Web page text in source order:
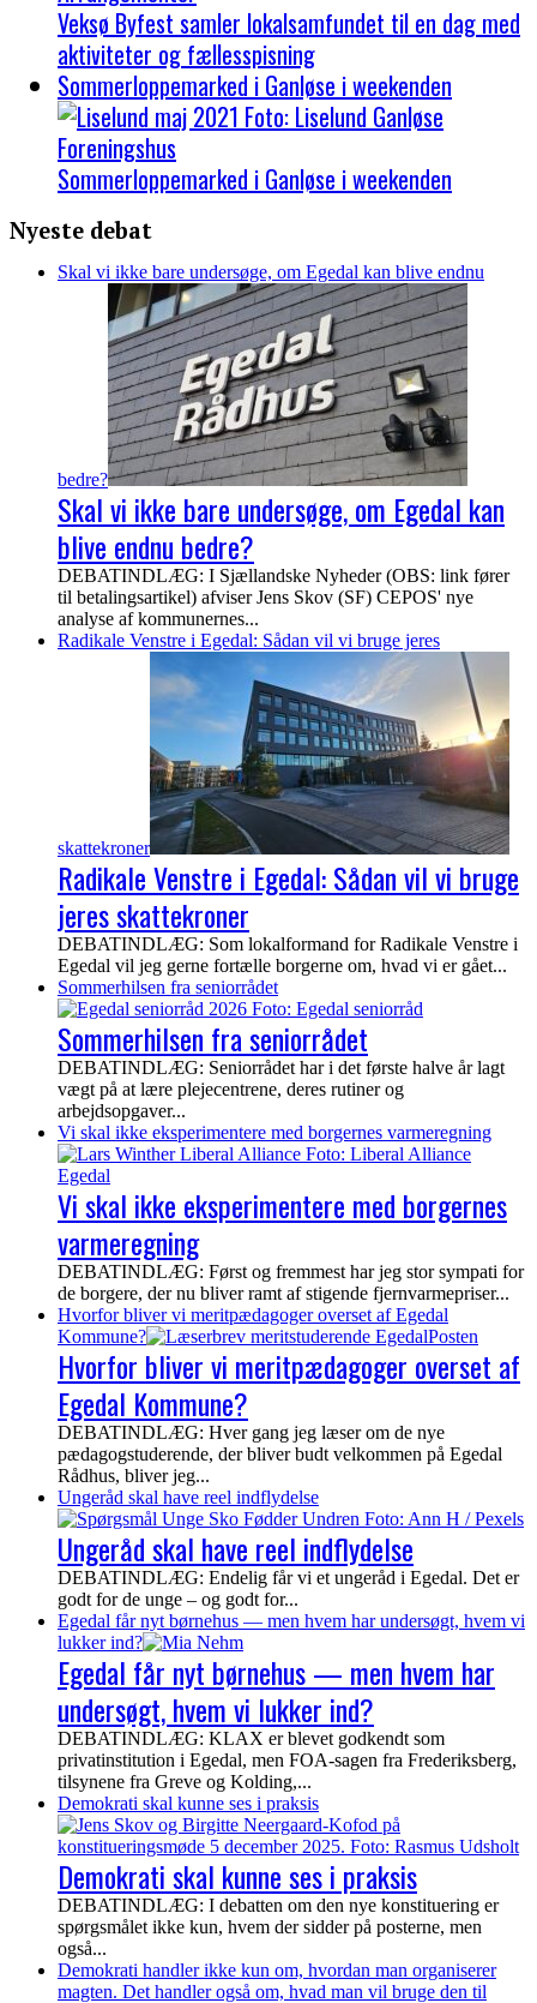
Veksø Byfest samler lokalsamfundet til en dag med
aktiviteter og fællesspisning
Sommerloppemarked i Ganløse i weekenden
Sommerloppemarked i Ganløse i weekenden
Nyeste debat
Skal vi ikke bare undersøge, om Egedal kan blive endnu
bedre?
Skal vi ikke bare undersøge, om Egedal kan
blive endnu bedre?
DEBATINDLÆG: I Sjællandske Nyheder (OBS: link fører
til betalingsartikel) afviser Jens Skov (SF) CEPOS' nye
analyse af kommunernes...
Radikale Venstre i Egedal: Sådan vil vi bruge jeres
skattekroner
Radikale Venstre i Egedal: Sådan vil vi bruge
jeres skattekroner
DEBATINDLÆG: Som lokalformand for Radikale Venstre i
Egedal vil jeg gerne fortælle borgerne om, hvad vi er gået...
Sommerhilsen fra seniorrådet
Sommerhilsen fra seniorrådet
DEBATINDLÆG: Seniorrådet har i det første halve år lagt
vægt på at lære plejecentrene, deres rutiner og
arbejdsopgaver...
Vi skal ikke eksperimentere med borgernes varmeregning
Vi skal ikke eksperimentere med borgernes
varmeregning
DEBATINDLÆG: Først og fremmest har jeg stor sympati for
de borgere, der nu bliver ramt af stigende fjernvarmepriser...
Hvorfor bliver vi meritpædagoger overset af Egedal
Kommune?
Hvorfor bliver vi meritpædagoger overset af
Egedal Kommune?
DEBATINDLÆG: Hver gang jeg læser om de nye
pædagogstuderende, der bliver budt velkommen på Egedal
Rådhus, bliver jeg...
Ungeråd skal have reel indflydelse
Ungeråd skal have reel indflydelse
DEBATINDLÆG: Endelig får vi et ungeråd i Egedal. Det er
godt for de unge – og godt for...
Egedal får nyt børnehus — men hvem har undersøgt, hvem vi
lukker ind?
Egedal får nyt børnehus — men hvem har
undersøgt, hvem vi lukker ind?
DEBATINDLÆG: KLAX er blevet godkendt som
privatinstitution i Egedal, men FOA-sagen fra Frederiksberg,
tilsynene fra Greve og Kolding,...
Demokrati skal kunne ses i praksis
Demokrati skal kunne ses i praksis
DEBATINDLÆG: I debatten om den nye konstituering er
spørgsmålet ikke kun, hvem der sidder på posterne, men
også...
Demokrati handler ikke kun om, hvordan man organiserer
magten. Det handler også om, hvad man vil bruge den til